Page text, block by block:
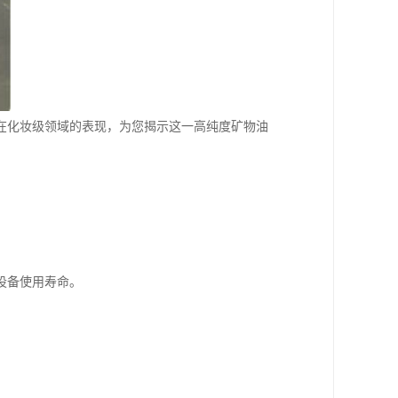
妆级领域的表现，为您揭示这一高纯度矿物油
使用寿命。